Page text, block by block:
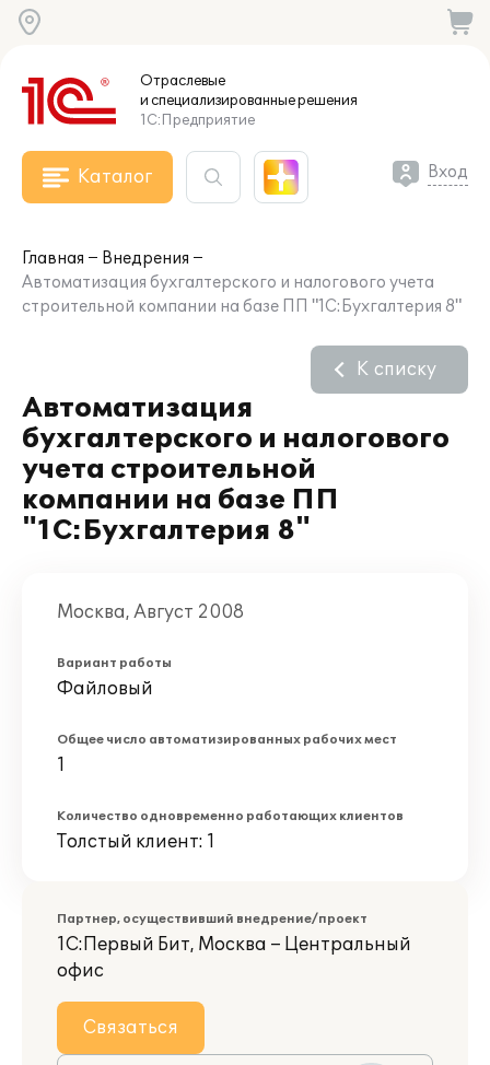
Отраслевые
и специализированныерешения
1С:Предприятие
Каталог Вход
Главная
Внедрения
Автоматизация бухгалтерского и налогового учета
строительной компании на базе ПП "1С:Бухгалтерия 8"
Автоматизация
бухгалтерского и налогового
учета строительной
компании на базе ПП
"1С:Бухгалтерия 8"
К списку
Москва, Август 2008
Вариант работы
Файловый
Общее число автоматизированных рабочих мест
1
Количество одновременно работающих клиентов
Толстый клиент: 1
Партнер, осуществивший внедрение/проект
1С:Первый Бит, Москва – Центральный
офис
Связаться